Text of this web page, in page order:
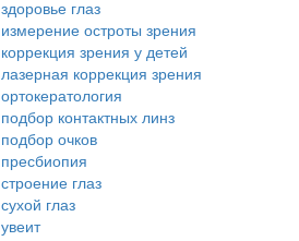
здоровье глаз
измерение остроты зрения
коррекция зрения у детей
лазерная коррекция зрения
ортокератология
подбор контактных линз
подбор очков
пресбиопия
строение глаз
сухой глаз
увеит